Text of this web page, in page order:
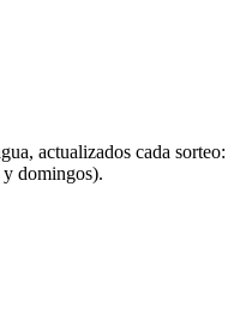
actualizados cada sorteo:
y domingos).